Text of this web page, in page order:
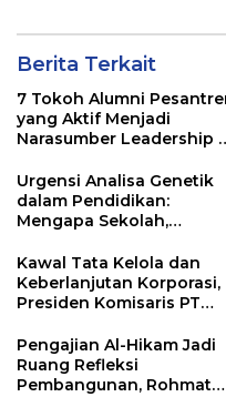
Berita Terkait
7 Tokoh Alumni
yang Aktif Menjadi
Narasumber Leadership
Urgensi Analisa Genetik
dalam Pendidikan:
Mengapa Sekolah,
Tinggi Perlu
Menggunakan
PRIMAGEN.id
Kawal Tata Kelola dan
Keberlanjutan Korporasi,
Presiden Komisaris PT
Langkah Menuju Pasar
Global
Pengajian Al-Hikam Jadi
Ruang Refleksi
Pembangunan, Rohmat